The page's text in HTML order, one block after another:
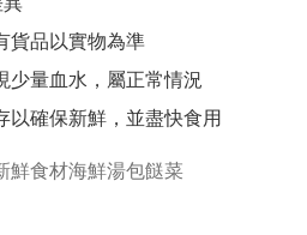
貨品以實物為準
少量血水，屬正常情況
鮮食材海鮮湯包餸菜